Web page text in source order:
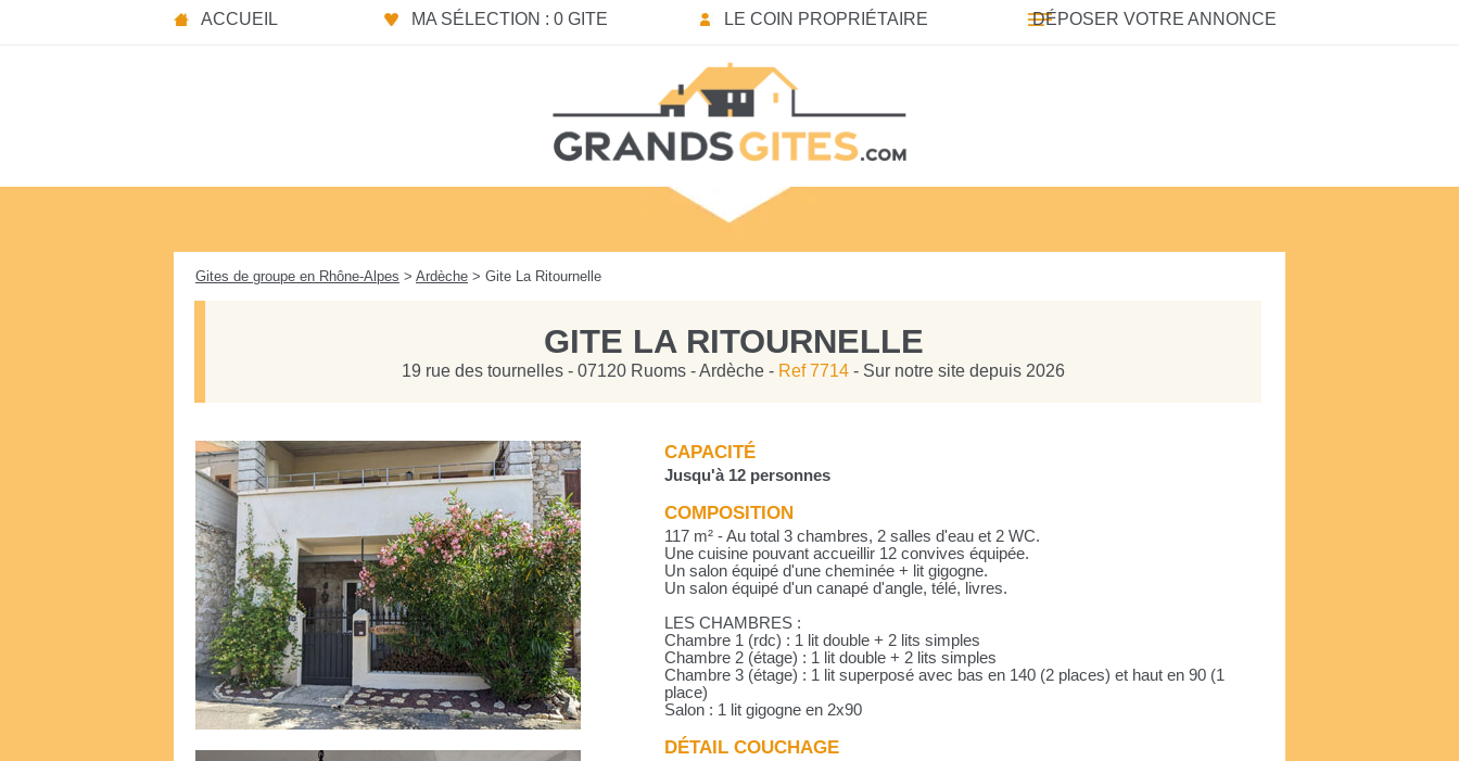
ACCUEIL MA SÉLECTION : 0 GITE LE COIN PROPRIÉTAIRE DÉPOSER VOTRE ANNONCE
Gites de groupe en Rhône-Alpes > Ardèche > Gite La Ritournelle
GITE LA RITOURNELLE
19 rue des tournelles - 07120 Ruoms - Ardèche - Ref 7714 - Sur notre site depuis 2026
CAPACITÉ
Jusqu'à 12 personnes
COMPOSITION
117 m² - Au total 3 chambres, 2 salles d'eau et 2 WC.
Une cuisine pouvant accueillir 12 convives équipée.
Un salon équipé d'une cheminée + lit gigogne.
Un salon équipé d'un canapé d'angle, télé, livres.
LES CHAMBRES :
Chambre 1 (rdc) : 1 lit double + 2 lits simples
Chambre 2 (étage) : 1 lit double + 2 lits simples
Chambre 3 (étage) : 1 lit superposé avec bas en 140 (2 places) et haut en 90 (1
place)
Salon : 1 lit gigogne en 2x90
DÉTAIL COUCHAGE
Panneau de gestion des cookies